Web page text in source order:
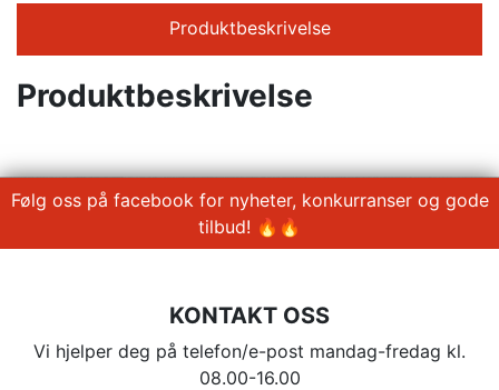
Produktbeskrivelse
Produktbeskrivelse
Følg oss på facebook for nyheter, konkurranser og gode
tilbud! 🔥🔥
KONTAKT OSS
Vi hjelper deg på telefon/e-post mandag-fredag kl.
08.00-16.00